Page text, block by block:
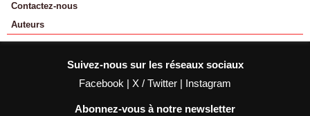
Contactez-nous
Auteurs
Suivez-nous sur les réseaux sociaux
Facebook | X / Twitter | Instagram
Abonnez-vous à notre newsletter